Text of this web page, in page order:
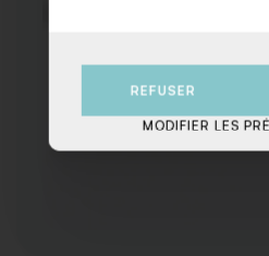
REFUSER
MODIFIER LES